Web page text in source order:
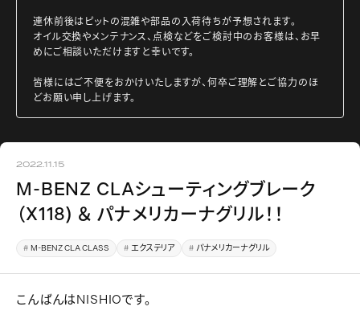
連休前後はピットの混雑や部品の入荷待ちが予想されます。
オイル交換やメンテナンス、点検などをご検討中のお客様は、お早
めにご相談いただけますと幸いです。
皆様にはご不便をおかけいたしますが、何卒ご理解とご協力のほ
どお願い申し上げます。
2022.11.15
M-BENZ CLAシューティングブレーク
（X118) ＆ パナメリカーナグリル！！
M-BENZ CLA CLASS エクステリア パナメリカーナグリル
こんばんはNISHIOです。